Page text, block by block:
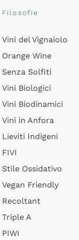
Filosofie
Vini del Vignaiolo
Orange Wine
Senza Solfiti
Vini Biologici
Vini Biodinamici
Vini in Anfora
Lieviti Indigeni
FIVI
Stile Ossidativo
Vegan Friendly
Recoltant
Triple A
PIWI